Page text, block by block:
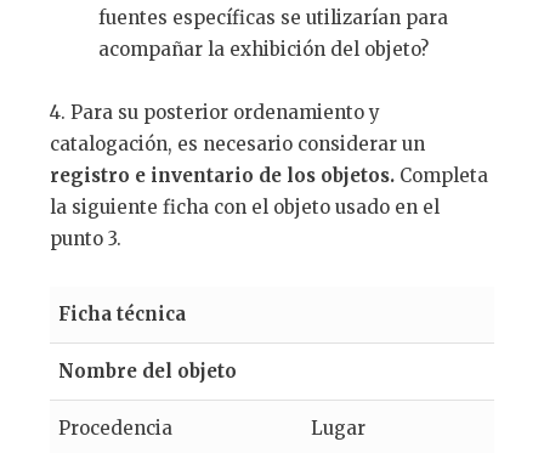
fuentes específicas se utilizarían para
acompañar la exhibición del objeto?
4. Para su posterior ordenamiento y
catalogación, es necesario considerar un
registro e inventario de los objetos. Completa
la siguiente ficha con el objeto usado en el
punto 3.
Ficha técnica
Nombre del objeto
Procedencia Lugar